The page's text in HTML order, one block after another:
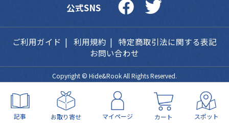
記事 お取り寄せ マイページ カート スポット
公式SNS
ご利用ガイド 利用規約
特定商取引法に関する表記
お問い合わせ
Copyright © Hide&RookAll Rights Reserved.